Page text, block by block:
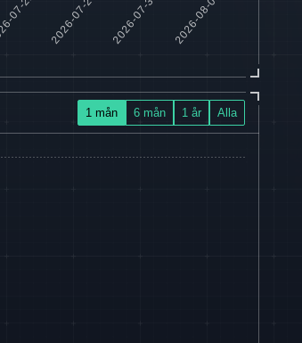
1 mån 6 mån 1 år Alla